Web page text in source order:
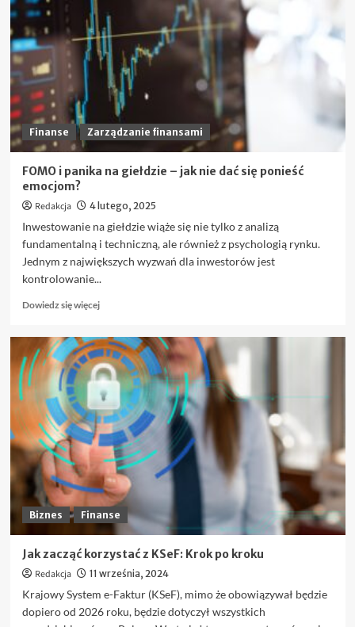
pozabankowa
bez
BIK
i
kto
może
niej
Finanse Zarządzanie finansami
FOMO i panika na giełdzie – jak nie dać się ponieść
emocjom?
Redakcja 4 lutego, 2025
Inwestowanie na giełdzie wiąże się nie tylko z analizą
fundamentalną i techniczną, ale również z psychologią rynku.
Jednym z największych wyzwań dla inwestorów jest
kontrolowanie...
Dowiedz się więcejDowiedz
o
FOMO
i
panika
na
giełdzie
–
jak
dać
się
ponieść
emocjom?
Biznes Finanse
Jak zacząć korzystać z KSeF: Krok po kroku
Redakcja 11 września, 2024
Krajowy System e-Faktur (KSeF), mimo że obowiązywał będzie
dopiero od 2026 roku, będzie dotyczył wszystkich